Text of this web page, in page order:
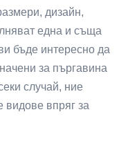
дизайн,
една и съща
бъде интересно да
за пъргавина
случай, ние
впряг за